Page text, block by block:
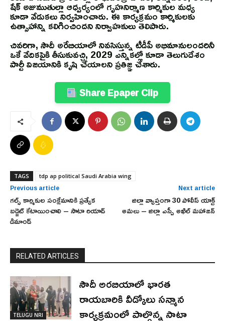
షేక్ అజుముతుల్లా ఆధ్వర్యంలో గృహనిర్మాణ కార్మికుల మధ్య
కూడా వేడుకలు నిర్వహించారు. ఈ కార్యక్రమం కార్మికులకు
ఉత్సాహాన్ని కలిగించిందని నిర్వాహకులు తెలిపారు.
చివరిగా, సౌదీ అరేబియాలో నివసిస్తున్న టీడీపీ అభిమానులందరినీ
ఒకే వేదికపైకి తీసుకువచ్చి, 2029 ఎన్నికల్లో కూడా తెలుగుదేశం
పార్టీ విజయానికి కృషి చేయాలని ప్రతిజ్ఞ చేశారు.
Share Epaper Clip
TAGS tdp ap political Saudi Arabia wing
Previous article
గల్ఫ్ కార్మికుల సంక్షేమానికి ప్రత్యేక
బడ్జెట్ కేటాయించాలి – సాటా రియాద్
డిమాండ్
Next article
జిల్లా వ్యాప్తంగా 30 పోలీస్ యాక్ట్
అమలు – జిల్లా ఎస్పీ అఖిల్ మహాజన్
RELATED ARTICLES
TELUGU NRI
సౌదీ అరబియాలో భారత
రాయబారికి వీడ్కోలు సన్మాన
కార్యక్రమంలో పాల్గొన్న సాటా